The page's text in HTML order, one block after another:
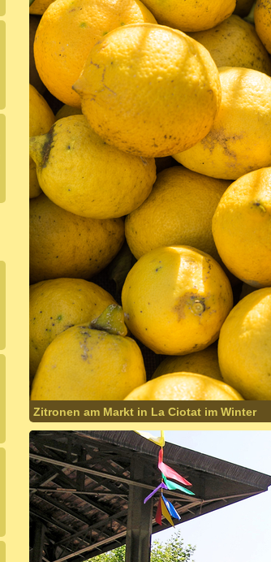
Zitronen am Markt in La Ciotat im Winter